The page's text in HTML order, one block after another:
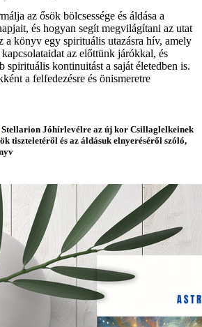
az ősök bölcsessége és áldása a
és hogyan segít megvilágítani az utat
a könyv egy spirituális utazásra hív, amely
az előttünk járókkal, és
spirituális kontinuitást a saját életedben is.
a felfedezésre és önismeretre
Stellarion Jóhírlevélre az új kor Csillaglelkeinek
tiszteletéről és az áldásuk elnyeréséről szóló,